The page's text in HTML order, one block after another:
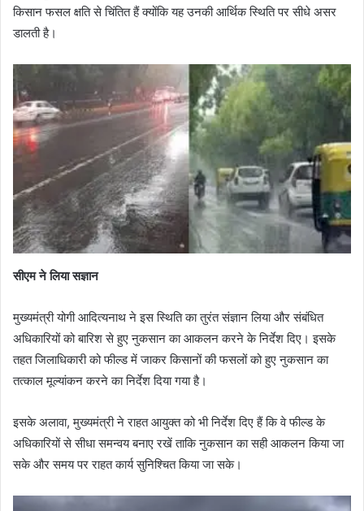
किसान फसल क्षति से चिंतित हैं क्योंकि यह उनकी आर्थिक स्थिति पर सीधे असर
डालती है।
सीएम ने लिया सज्ञान
मुख्यमंत्री योगी आदित्यनाथ ने इस स्थिति का तुरंत संज्ञान लिया और संबंधित
अधिकारियों को बारिश से हुए नुकसान का आकलन करने के निर्देश दिए। इसके
तहत जिलाधिकारी को फील्ड में जाकर किसानों की फसलों को हुए नुकसान का
तत्काल मूल्यांकन करने का निर्देश दिया गया है।
इसके अलावा, मुख्यमंत्री ने राहत आयुक्त को भी निर्देश दिए हैं कि वे फील्ड के
अधिकारियों से सीधा समन्वय बनाए रखें ताकि नुकसान का सही आकलन किया जा
सके और समय पर राहत कार्य सुनिश्चित किया जा सके।